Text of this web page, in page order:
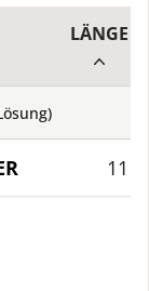
LÄNGE
11